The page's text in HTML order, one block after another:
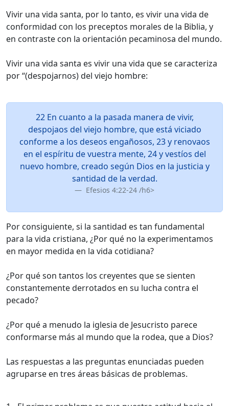
Vivir una vida santa, por lo tanto, es vivir una vida de
conformidad con los preceptos morales de la Biblia, y
en contraste con la orientación pecaminosa del mundo.
Vivir una vida santa es vivir una vida que se caracteriza
por “(despojarnos) del viejo hombre:
22 En cuanto a la pasada manera de vivir,
despojaos del viejo hombre, que está viciado
conforme a los deseos engañosos, 23 y renovaos
en el espíritu de vuestra mente, 24 y vestíos del
nuevo hombre, creado según Dios en la justicia y
santidad de la verdad.
Efesios 4:22-24 /h6>
Por consiguiente, si la santidad es tan fundamental
para la vida cristiana, ¿Por qué no la experimentamos
en mayor medida en la vida cotidiana?
¿Por qué son tantos los creyentes que se sienten
constantemente derrotados en su lucha contra el
pecado?
¿Por qué a menudo la iglesia de Jesucristo parece
conformarse más al mundo que la rodea, que a Dios?
Las respuestas a las preguntas enunciadas pueden
agruparse en tres áreas básicas de problemas.